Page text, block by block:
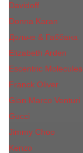
Davidoff
Donna Karan
Дольче & Габбана
Elizabeth Arden
Escentric Molecules
Franck Oliver
Gian Marco Venturi
Gucci
Jimmy Choo
Kenzo